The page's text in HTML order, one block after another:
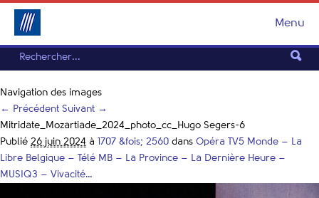
Menu
Navigation des images
← Précédent Suivant →
Mitridate_Mozartiade_2024_photo_cc_Hugo Segers-6
Publié 26 juin 2024 à 1707 &fois; 2560 dans Opéra TV5 Monde – La
Libre Belgique – Télé MB – La Province – La Dernière Heure –
MUSIQ3 – Vivacité…